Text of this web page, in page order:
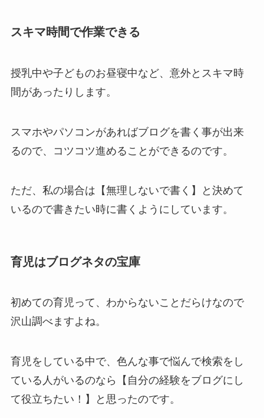
スキマ時間で作業できる
授乳中や子どものお昼寝中など、意外とスキマ時
間があったりします。
スマホやパソコンがあればブログを書く事が出来
るので、コツコツ進めることができるのです。
ただ、私の場合は【無理しないで書く】と決めて
いるので書きたい時に書くようにしています。
育児はブログネタの宝庫
初めての育児って、わからないことだらけなので
沢山調べますよね。
育児をしている中で、色んな事で悩んで検索をし
ている人がいるのなら【自分の経験をブログにし
て役立ちたい！】と思ったのです。